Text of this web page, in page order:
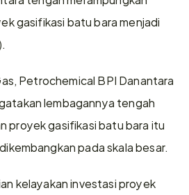
gasifikasi batu bara menjadi
Petrochemical BPI Danantara
lembagannya tengah
proyek gasifikasi batu bara itu
pada skala besar.
kelayakan investasi proyek